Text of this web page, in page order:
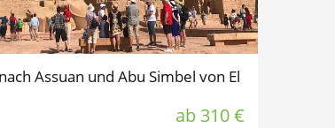
Assuan und Abu Simbel von El
ab 310 €